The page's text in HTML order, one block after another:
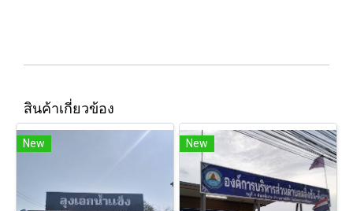
สินค้าเกี่ยวข้อง
New New